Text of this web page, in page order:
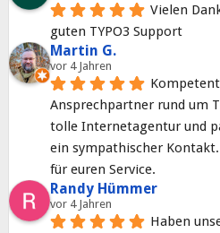
Vielen
guten TYPO3 Support
Martin G.
vor 4 Jahren
Ansprechpartner rund um
tolle Internetagentur und
ein sympathischer
für euren Service.
Randy Hümmer
vor 4 Jahren
Haben